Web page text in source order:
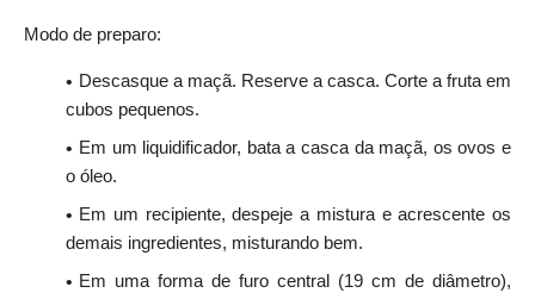
Modo de preparo:
Descasque a maçã. Reserve a casca. Corte a fruta em
cubos pequenos.
Em um liquidificador, bata a casca da maçã, os ovos e
o óleo.
Em um recipiente, despeje a mistura e acrescente os
demais ingredientes, misturando bem.
Em uma forma de furo central (19 cm de diâmetro),